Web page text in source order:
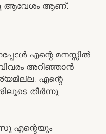
ആവേശം ആണ്.
എന്റെ മനസ്സില്‍
അറിഞ്ഞാന്‍
എന്റെ
തീര്‍ന്നു
എന്റെയും